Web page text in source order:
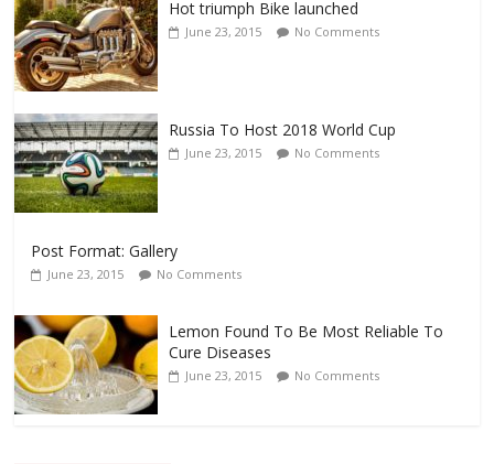
Hot triumph Bike launched
June 23, 2015 No Comments
Russia To Host 2018 World Cup
June 23, 2015 No Comments
Post Format: Gallery
June 23, 2015 No Comments
Lemon Found To Be Most Reliable To
Cure Diseases
June 23, 2015 No Comments